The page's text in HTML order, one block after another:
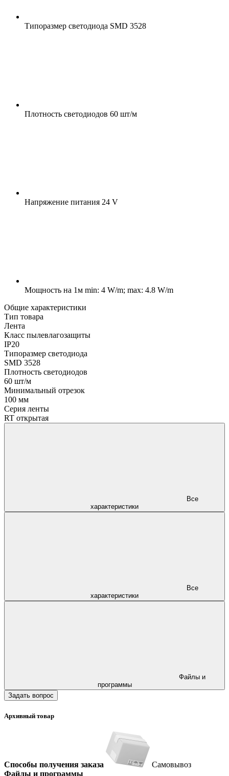
Типоразмер светодиода SMD 3528
Плотность светодиодов 60 шт/м
Напряжение питания 24 V
Мощность на 1м min: 4 W/m; max: 4.8 W/m
Общие характеристики
Тип товара
Лента
Класс пылевлагозащиты
IP20
Типоразмер светодиода
SMD 3528
Плотность светодиодов
60 шт/м
Минимальный отрезок
100 мм
Серия ленты
RT открытая
характеристики
характеристики
программы
Задать вопрос
Архивный товар
Способы получения заказа
Самовывоз
Файлы и программы